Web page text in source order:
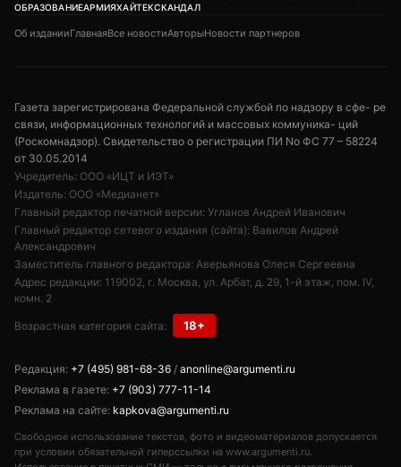
ОБРАЗОВАНИЕАРМИЯХАЙТЕКСКАНДАЛ
Об изданииГлавнаяВсе новостиАвторыНовости партнеров
Газета зарегистрирована Федеральной службой по надзору в сфе- ре
связи, информационных технологий и массовых коммуника- ций
(Роскомнадзор). Свидетельство о регистрации ПИ No ФС 77 – 58224
от 30.05.2014
Учредитель: ООО «ИЦТ и ИЭТ»
Издатель: ООО «Медианет»
Главный редактор печатной версии: Угланов Андрей Иванович
Главный редактор сетевого издания (сайта): Вавилов Андрей
Александрович
Заместитель главного редактора: Аверьянова Олеся Сергеевна
Адрес редакции: 119002, г. Москва, ул. Арбат, д. 29, 1-й этаж, пом. IV,
комн. 2
Возрастная категория сайта: 18+
Редакция: +7 (495) 981-68-36 / anonline@argumenti.ru
Реклама в газете: +7 (903) 777-11-14
Реклама на сайте: kapkova@argumenti.ru
Свободное использование текстов, фото и видеоматериалов допускается
при условии обязательной гиперссылки на www.argumenti.ru.